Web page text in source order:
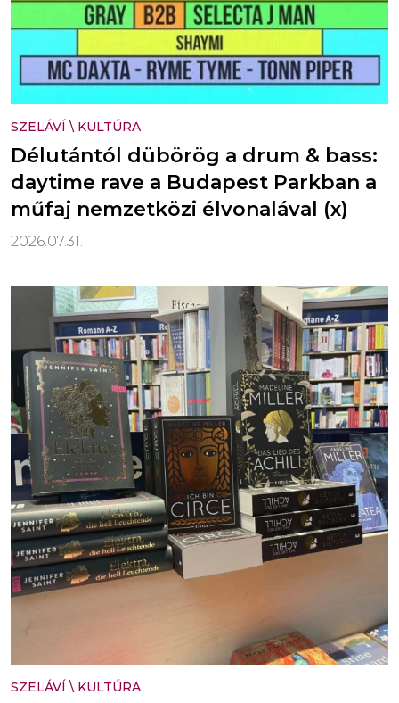
SZELÁVÍ \ KULTÚRA
Délutántól dübörög a drum & bass:
daytime rave a Budapest Parkban a
műfaj nemzetközi élvonalával (x)
2026.07.31.
SZELÁVÍ \ KULTÚRA